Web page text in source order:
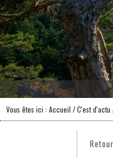
Vous êtes ici : Accueil /C'est d'actu